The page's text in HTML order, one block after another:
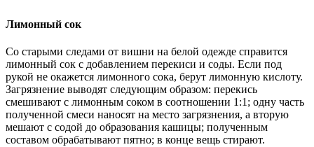
Лимонный сок
Со старыми следами от вишни на белой одежде справится
лимонный сок с добавлением перекиси и соды. Если под
рукой не окажется лимонного сока, берут лимонную кислоту.
Загрязнение выводят следующим образом: перекись
смешивают с лимонным соком в соотношении 1:1; одну часть
полученной смеси наносят на место загрязнения, а вторую
мешают с содой до образования кашицы; полученным
составом обрабатывают пятно; в конце вещь стирают.